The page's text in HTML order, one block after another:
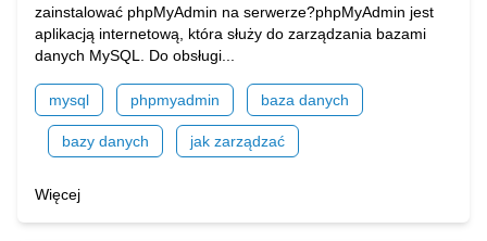
zainstalować phpMyAdmin na serwerze?phpMyAdmin jest
aplikacją internetową, która służy do zarządzania bazami
danych MySQL. Do obsługi...
mysql phpmyadmin baza danych
bazy danych jak zarządzać
Więcej